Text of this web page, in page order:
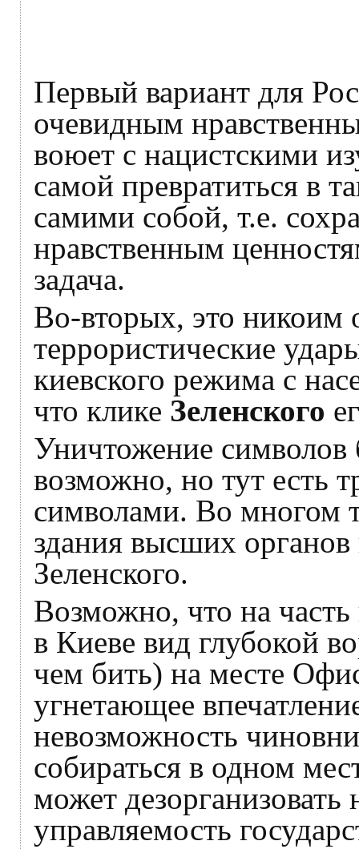
Первый вариант для
очевидным
воюет с нацистскими
самой превратиться в
самими собой, т.е.
нравственным
задача.
Во-вторых, это никоим
террористические
киевского режима с
что клике Зеленского
Уничтожение
возможно, но тут есть
символами. Во многом
здания высших
Зеленского.
Возможно, что на
в Киеве вид глубокой
чем бить) на месте
угнетающее
невозможность
собираться в одном
может дезорганизовать
управляемость